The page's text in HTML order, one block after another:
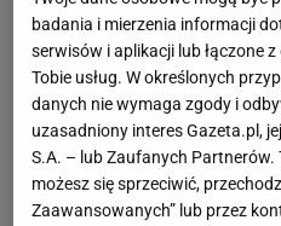
badania i mierzenia informacji
serwisów i aplikacji lub łączone
Tobie usług. W określonych
danych nie wymaga zgody i
uzasadniony interes Gazeta.pl,
S.A. – lub Zaufanych
możesz się sprzeciwić,
Zaawansowanych” lub przez